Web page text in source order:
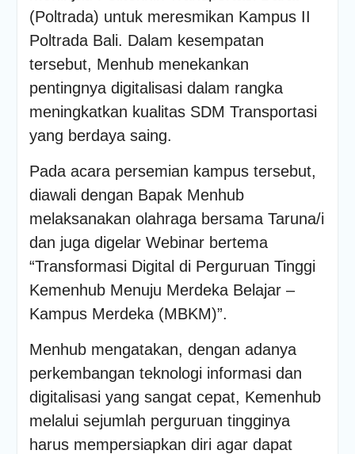
IDENTIFIKASI RISIKO DAN
PELAKSANAAN
PENGENDALIAN RISIKO
TRIWULAN II TAHUN 2026
Poltrada Bali
Melaksanakan Review I
Program Studi Diploma III
Jalan
Poltrada Bali Gelar Kuliah
Umum “Elnusa Petrofin
Goes to Campus” dan
Recruitment Interview
Petrofin
(Poltrada) untuk meresmikan Kampus II
Poltrada Bali. Dalam kesempatan
tersebut, Menhub menekankan
pentingnya digitalisasi dalam rangka
meningkatkan kualitas SDM Transportasi
yang berdaya saing.
Pada acara persemian kampus tersebut,
diawali dengan Bapak Menhub
melaksanakan olahraga bersama Taruna/i
dan juga digelar Webinar bertema
“Transformasi Digital di Perguruan Tinggi
Kemenhub Menuju Merdeka Belajar –
Kampus Merdeka (MBKM)”.
Menhub mengatakan, dengan adanya
perkembangan teknologi informasi dan
digitalisasi yang sangat cepat, Kemenhub
melalui sejumlah perguruan tingginya
harus mempersiapkan diri agar dapat